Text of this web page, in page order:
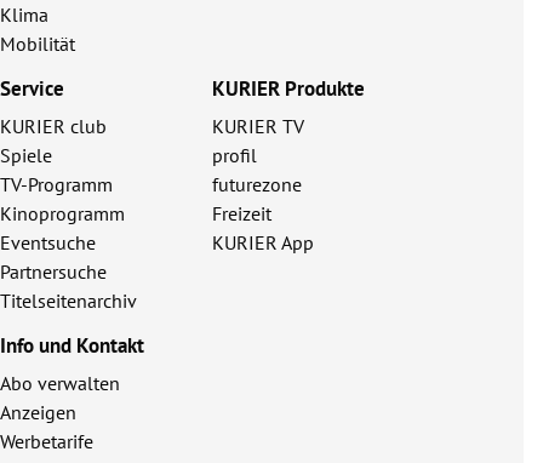
Klima
Mobilität
Service
KURIER club
Spiele
TV-Programm
Kinoprogramm
Eventsuche
Partnersuche
Titelseitenarchiv
KURIER Produkte
KURIER TV
profil
futurezone
Freizeit
KURIER App
Info und Kontakt
Abo verwalten
Anzeigen
Werbetarife